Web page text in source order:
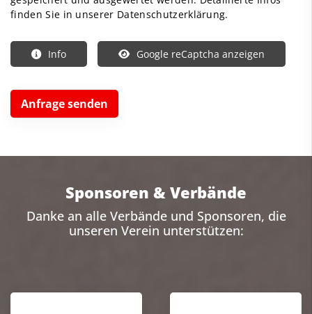
finden Sie in unserer Datenschutzerklärung.
Info Google reCaptcha anzeigen
Sponsoren & Verbände
Danke an alle Verbände und Sponsoren, die
unseren Verein unterstützen: